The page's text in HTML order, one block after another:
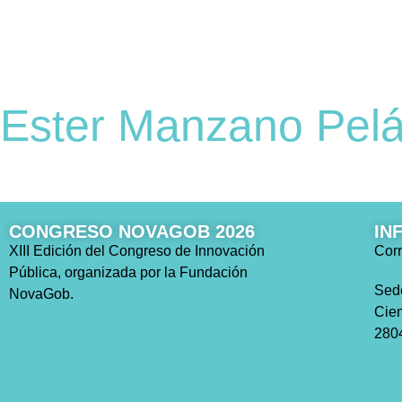
Ester Manzano
CONGRESO NOVAGOB 2026
XIII Edición del Congreso de Innovación
Pública, organizada por la Fundación
NovaGob.